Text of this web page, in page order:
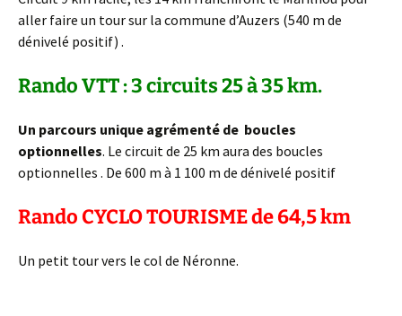
aller faire un tour sur la commune d’Auzers (540 m de
dénivelé positif) .
Rando VTT : 3 circuits 25 à 35 km.
Un parcours unique agrémenté de boucles
optionnelles. Le circuit de 25 km aura des boucles
optionnelles . De 600 m à 1 100 m de dénivelé positif
Rando CYCLO TOURISME de 64,5 km
Un petit tour vers le col de Néronne.